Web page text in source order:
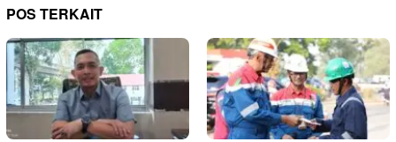
POS TERKAIT